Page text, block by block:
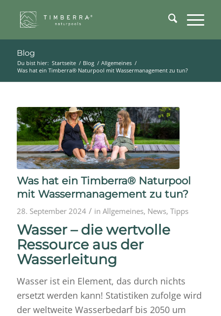
Blog
Du bist hier: Startseite / Blog / Allgemeines /
Was hat ein Timberra® Naturpool mit Wassermanagement zu tun?
Was hat ein Timberra® Naturpool
mit Wassermanagement zu tun?
28. September 2024 / in Allgemeines, News, Tipps
Wasser – die wertvolle
Ressource aus der
Wasserleitung
Wasser ist ein Element, das durch nichts
ersetzt werden kann! Statistiken zufolge wird
der weltweite Wasserbedarf bis 2050 um